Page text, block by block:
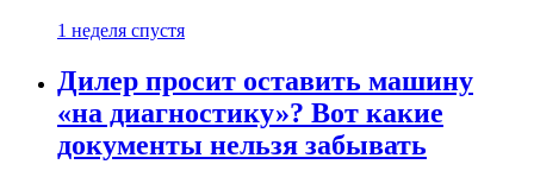
1 неделя спустя
Дилер просит оставить машину
«на диагностику»? Вот какие
документы нельзя забывать